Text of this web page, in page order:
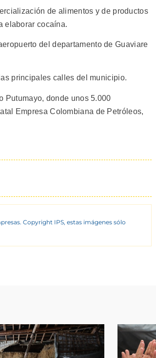
de alimentos y de productos
elaborar cocaína.
del departamento de Guaviare
principales calles del municipio.
Putumayo, donde unos 5.000
Empresa Colombiana de Petróleos,
Copyright IPS, estas imágenes sólo